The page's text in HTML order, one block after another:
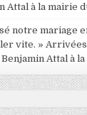
Attal à la mairie
notre mariage
vite. »
Attal à